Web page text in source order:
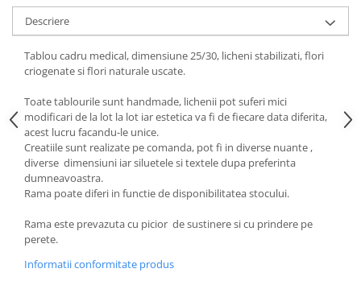
Descriere
Tablou cadru medical, dimensiune 25/30, licheni stabilizati, flori
criogenate si flori naturale uscate.
Toate tablourile sunt handmade, lichenii pot suferi mici
modificari de la lot la lot iar estetica va fi de fiecare data diferita,
acest lucru facandu-le unice.
Creatiile sunt realizate pe comanda, pot fi in diverse nuante ,
diverse dimensiuni iar siluetele si textele dupa preferinta
dumneavoastra.
Rama poate diferi in functie de disponibilitatea stocului.
Rama este prevazuta cu picior de sustinere si cu prindere pe
perete.
Informatii conformitate produs